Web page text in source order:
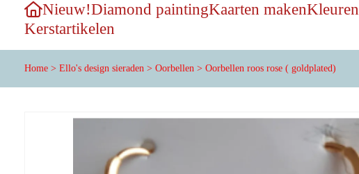
Nieuw!Diamond paintingKaarten makenKleuren
Kerstartikelen
Home > Ello's design sieraden > Oorbellen > Oorbellen roos rose ( goldplated)